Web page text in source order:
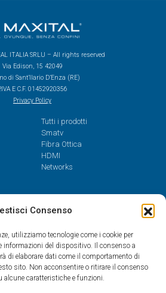
Consenso
utilizziamo tecnologie come i cookie per
informazioni del dispositivo. Il consenso a
di elaborare dati come il comportamento di
sito. Non acconsentire o ritirare il consenso
alcune caratteristiche e funzioni.
ITALIA SRLU – All rights reserved
Via Edison, 15 42049
di Sant’Ilario D’Enza (RE)
E C.F. 01452920356
Privacy Policy
Tutti i prodotti
Smatv
Fibra Ottica
HDMI
Networks